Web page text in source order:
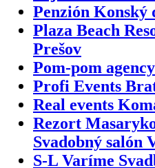
Penzión
Plaza Beach
Prešov
Pom-pom
Profi Events
Real events
Rezort
Svadobný salón
S-L Varíme